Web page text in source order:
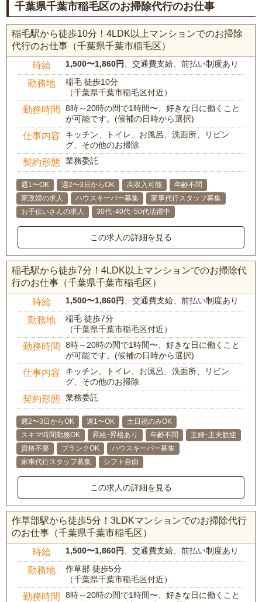
千葉県千葉市稲毛区のお掃除代行のお仕事
稲毛駅から徒歩10分！4LDK以上マンションでのお掃除
代行のお仕事（千葉県千葉市稲毛区）
時給 1,500〜1,860円 、交通費支給、前払い制度あり
勤務地
稲毛 徒歩10分
（千葉県千葉市稲毛区付近）
勤務時間
8時～20時の間で1時間〜、好きな日に働くこと
が可能です。(候補の日時から選択)
仕事内容
キッチン、トイレ、お風呂、洗面所、リビン
グ、その他のお掃除
契約形態 業務委託
週1〜OK 週2〜3日からOK 高収入可能
年齢不問
家政婦の求人
ハウスキーパー募集
家事代行スタッフ募集
お手伝いさんの求人
30代･40代･50代活躍中
この求人の詳細を見る
稲毛駅から徒歩7分！4LDK以上マンションでのお掃除代
行のお仕事（千葉県千葉市稲毛区）
時給 1,500〜1,860円 、交通費支給、前払い制度あり
勤務地
稲毛 徒歩7分
（千葉県千葉市稲毛区付近）
勤務時間
8時～20時の間で1時間〜、好きな日に働くこと
が可能です。(候補の日時から選択)
仕事内容
キッチン、トイレ、お風呂、洗面所、リビン
グ、その他のお掃除
契約形態 業務委託
週2〜3日からOK 週1〜OK
土日祝のみOK
スキマ時間勤務OK
昇給･昇格あり 年齢不問
主婦･主夫歓迎
資格不要
ブランクOK
ハウスキーパー募集
家事代行スタッフ募集
シフト自由
この求人の詳細を見る
作草部駅から徒歩5分！3LDKマンションでのお掃除代行
のお仕事（千葉県千葉市稲毛区）
時給 1,500〜1,860円 、交通費支給、前払い制度あり
勤務地
作草部 徒歩5分
（千葉県千葉市稲毛区付近）
勤務時間
8時～20時の間で1時間〜、好きな日に働くこと